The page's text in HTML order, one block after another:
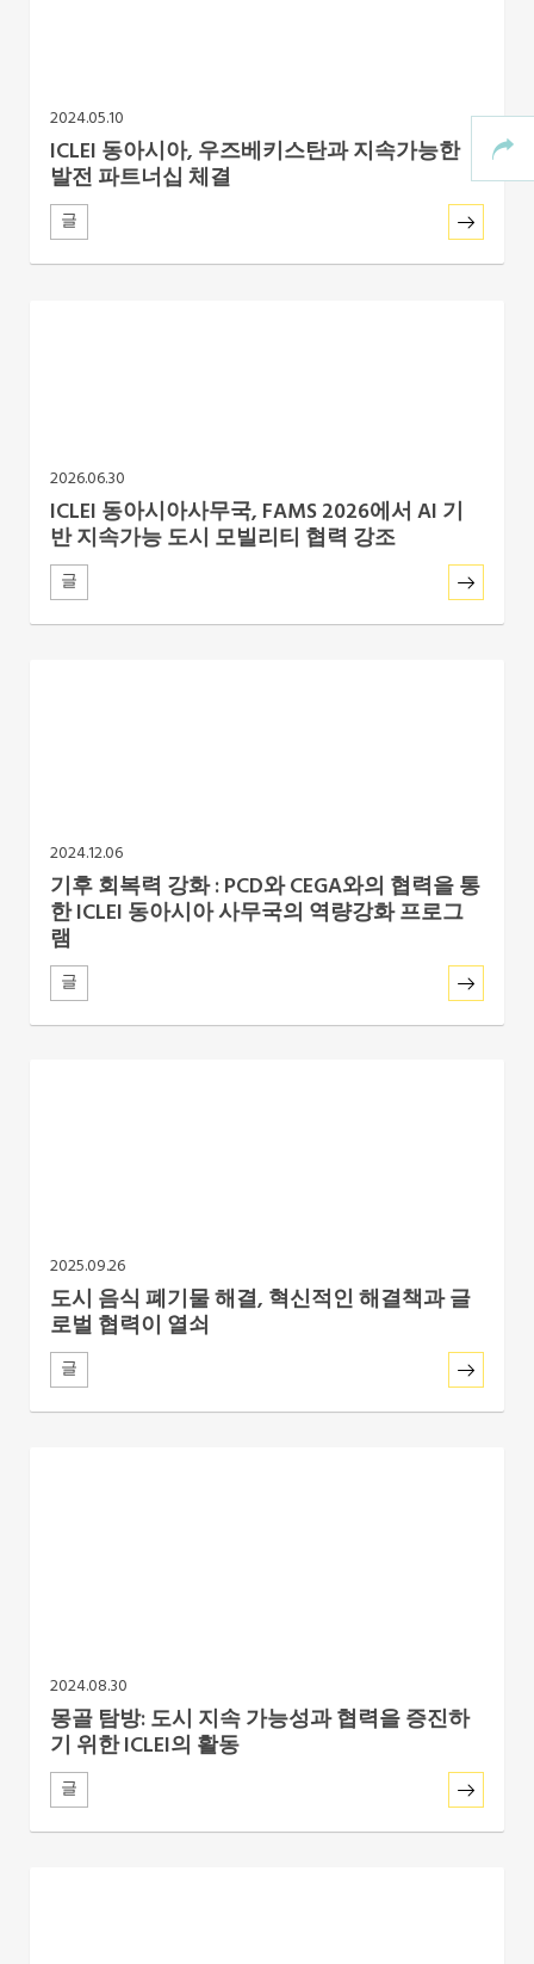
2024.05.10
ICLEI 동아시아, 우즈베키스탄과 지속가능한
발전 파트너십 체결
글
2026.06.30
ICLEI 동아시아사무국, FAMS 2026에서 AI 기
반 지속가능 도시 모빌리티 협력 강조
글
2024.12.06
기후 회복력 강화 : PCD와 CEGA와의 협력을 통
한 ICLEI 동아시아 사무국의 역량강화 프로그
램
글
2025.09.26
도시 음식 폐기물 해결, 혁신적인 해결책과 글
로벌 협력이 열쇠
글
2024.08.30
몽골 탐방: 도시 지속 가능성과 협력을 증진하
기 위한 ICLEI의 활동
글